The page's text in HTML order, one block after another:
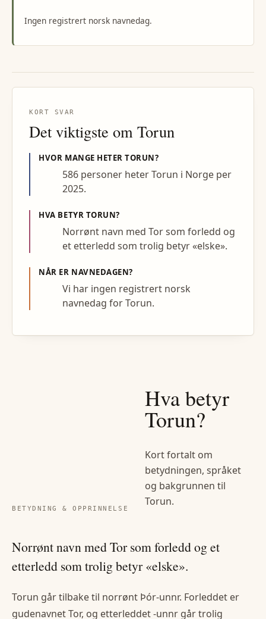
Ingen registrert norsk navnedag.
KORT SVAR
Det viktigste om Torun
HVOR MANGE HETERTORUN?
586 personer heter Torun i Norge per
2025.
HVA BETYR TORUN?
Norrønt navn med Tor som forledd og
et etterledd som trolig betyr «elske».
NÅR ER NAVNEDAGEN?
Vi har ingen registrert norsk
navnedag for Torun.
BETYDNING & OPPRINNELSE
Hva betyr
Torun?
Kort fortalt om
betydningen, språket
og bakgrunnen til
Torun.
Norrønt navn med Tor som forledd og et
etterledd som trolig betyr «elske».
Torun går tilbake til norrønt Þór-unnr. Forleddet er
gudenavnet Tor, og etterleddet -unnr går trolig